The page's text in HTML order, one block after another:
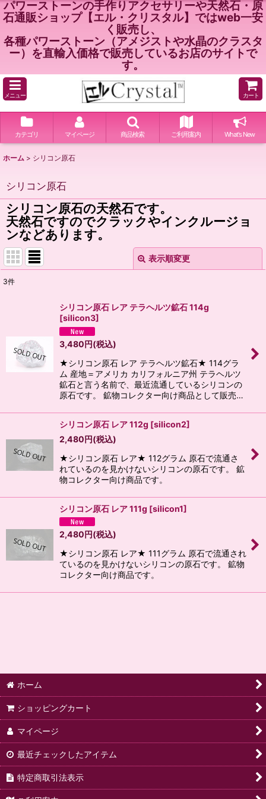
パワーストーンの手作りアクセサリーや天然石・原
石通販ショップ【エル・クリスタル】ではweb一安
く販売し、
各種パワーストーン（アメジストや水晶のクラスタ
ー）を直輸入価格で販売しているお店のサイトで
す。
メニュー カート
カテゴリ マイページ 商品検索 ご利用案内 What's New
ホーム > シリコン原石
シリコン原石
シリコン原石の天然石です。
天然石ですのでクラックやインクルージョ
ンなどあります。
表示順変更
3件
シリコン原石 レア テラヘルツ鉱石 114g
[silicon3]
3,480円(税込)
★シリコン原石 レア テラヘルツ鉱石★ 114グラ
ム 産地＝アメリカ カリフォルニア州 テラヘルツ
鉱石と言う名前で、最近流通しているシリコンの
原石です。 鉱物コレクター向け商品として販売…
シリコン原石 レア 112g [silicon2]
2,480円(税込)
★シリコン原石 レア★ 112グラム 原石で流通さ
れているのを見かけないシリコンの原石です。 鉱
物コレクター向け商品です。
シリコン原石 レア 111g [silicon1]
2,480円(税込)
★シリコン原石 レア★ 111グラム 原石で流通され
ているのを見かけないシリコンの原石です。 鉱物
コレクター向け商品です。
ホーム
ショッピングカート
マイページ
最近チェックしたアイテム
特定商取引法表示